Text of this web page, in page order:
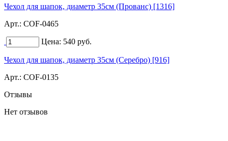
Чехол для шапок, диаметр 35см (Прованс) [1316]
Арт.: COF-0465
Цена: 540 руб.
Чехол для шапок, диаметр 35см (Серебро) [916]
Арт.: COF-0135
Отзывы
Нет отзывов